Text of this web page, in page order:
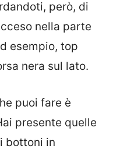
però, di
nella parte
esempio, top
nera sul lato.
puoi fare è
presente quelle
bottoni in